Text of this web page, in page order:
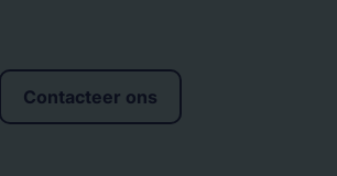
Contacteer ons